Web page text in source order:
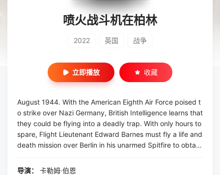
喷火战斗机在柏林
2022 英国 战争
立即播放 收藏
August 1944. With the American Eighth Air Force poised t
o strike over Nazi Germany, British Intelligence learns that
they could be flying into a deadly trap. With only hours to
spare, Flight Lieutenant Edward Barnes must fly a life and
death mission over Berlin in his unarmed Spitfire to obtain
导演：
卡勒姆·伯恩